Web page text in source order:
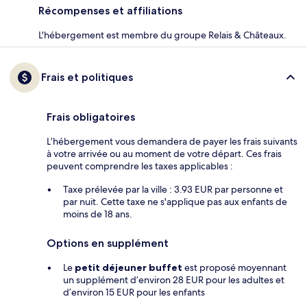
Récompenses et affiliations
L'hébergement est membre du groupe Relais & Châteaux.
Frais et politiques
Frais obligatoires
L’hébergement vous demandera de payer les frais suivants
à votre arrivée ou au moment de votre départ. Ces frais
peuvent comprendre les taxes applicables :
Taxe prélevée par la ville : 3.93 EUR par personne et
par nuit. Cette taxe ne s'applique pas aux enfants de
moins de 18 ans.
Options en supplément
Le petit déjeuner buffet est proposé moyennant
un supplément d’environ 28 EUR pour les adultes et
d’environ 15 EUR pour les enfants